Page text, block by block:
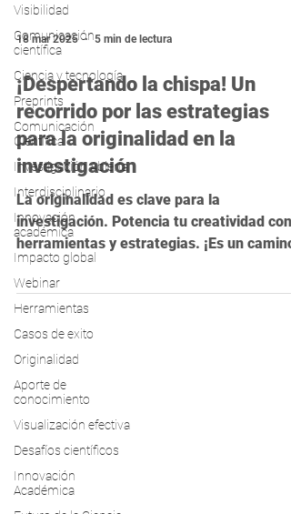
Visibilidad
Comunicación
científica
Ciencia y tecnología
Preprints
Comunicación
Científica
Investigación Abierta
Interdisciplinario
Innovación
académica
Impacto global
Webinar
Herramientas
Casos de exito
Originalidad
Aporte de
conocimiento
Visualización efectiva
Desafíos científicos
Innovación
Académica
18 mar 2025 5 min de lectura
¡Despertando la chispa! Un
recorrido por las estrategias
para la originalidad en la
investigación
La originalidad es clave para la
investigación. Potencia tu creatividad con
herramientas y estrategias. ¡Es un camino,
no un destino!